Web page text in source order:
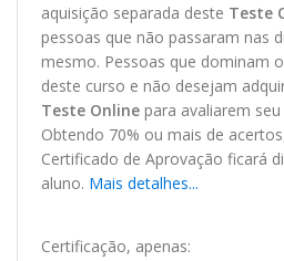
aquisição separada deste Teste
pessoas que não passaram nas
mesmo. Pessoas que dominam
deste curso e não desejam
Teste Online para avaliarem
Obtendo 70% ou mais de
Certificado de Aprovação ficará
aluno. Mais detalhes...
Certificação, apenas: